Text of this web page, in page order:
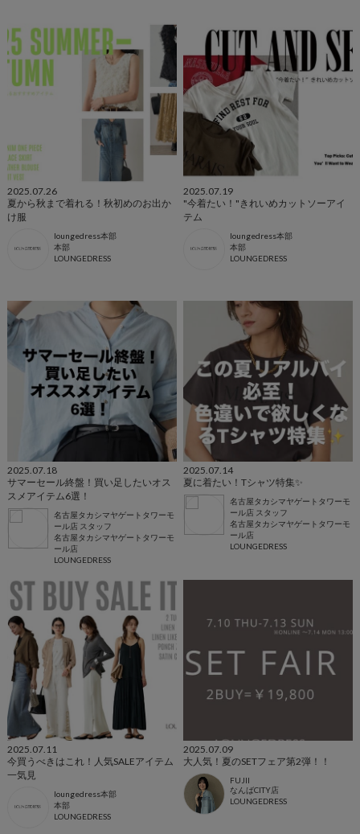
2025.07.26
夏から秋まで着れる！秋初めのお出か
け服
loungedress本部
本部
LOUNGEDRESS
2025.07.19
"今着たい！"きれいめカットソーアイ
テム
loungedress本部
本部
LOUNGEDRESS
2025.07.18
サマーセール終盤！買い足したいオス
スメアイテム6選！
名古屋タカシマヤゲートタワーモ
ール店 スタッフ
名古屋タカシマヤゲートタワーモ
ール店
LOUNGEDRESS
2025.07.14
夏に着たい！Tシャツ特集✨
名古屋タカシマヤゲートタワーモ
ール店 スタッフ
名古屋タカシマヤゲートタワーモ
ール店
LOUNGEDRESS
2025.07.11
今買うべきはこれ！人気SALEアイテム
一気見
loungedress本部
本部
LOUNGEDRESS
2025.07.09
大人気！夏のSETフェア第2弾！！
FUJII
なんばCITY店
LOUNGEDRESS